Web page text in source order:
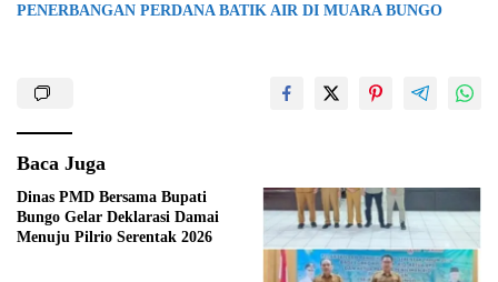
PENERBANGAN PERDANA BATIK AIR DI MUARA BUNGO
Baca Juga
Dinas PMD Bersama Bupati
Bungo Gelar Deklarasi Damai
Menuju Pilrio Serentak 2026